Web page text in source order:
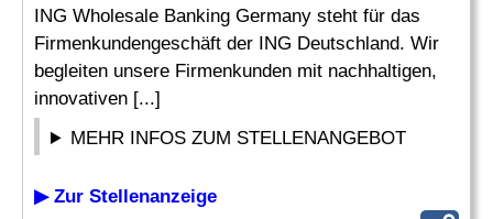
ING Wholesale Banking Germany steht für das
Firmenkundengeschäft der ING Deutschland. Wir
begleiten unsere Firmenkunden mit nachhaltigen,
innovativen [...]
MEHR INFOS ZUM STELLENANGEBOT
▶ Zur Stellenanzeige